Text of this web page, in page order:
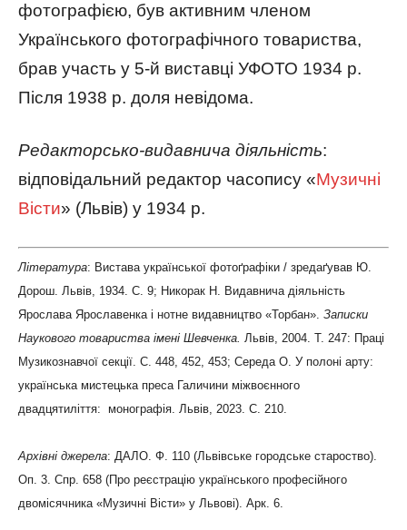
фотографією, був активним членом
Українського фотографічного товариства,
брав участь у 5-й виставці УФОТО 1934 р.
Після 1938 р. доля невідома.
Редакторсько-видавнича діяльність:
відповідальний редактор часопису «Музичні
Вісти» (Львів) у 1934 р.
Література: Вистава української фотоґрафіки / зредаґував Ю.
Дорош. Львів, 1934. С. 9; Никорак Н. Видавнича діяльність
Ярослава Ярославенка і нотне видавництво «Торбан». Записки
Наукового товариства імені Шевченка. Львів, 2004. Т. 247: Праці
Музикознавчої секції. С. 448, 452, 453; Середа О. У полоні арту:
українська мистецька преса Галичини міжвоєнного
двадцятиліття: монографія. Львів, 2023. С. 210.
Архівні джерела: ДАЛО. Ф. 110 (Львівське городське староство).
Оп. 3. Спр. 658 (Про реєстрацію українського професійного
двомісячника «Музичні Вісти» у Львові). Арк. 6.